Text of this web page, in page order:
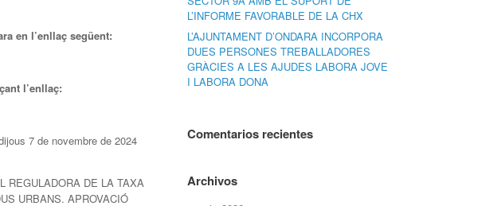
en l’enllaç següent:
l’enllaç:
7 de novembre de 2024
REGULADORA DE LA TAXA
URBANS. APROVACIÓ
L’INFORME FAVORABLE DE LA CHX
L’AJUNTAMENT D’ONDARA INCORPORA
DUES PERSONES TREBALLADORES
GRÀCIES A LES AJUDES LABORA JOVE
I LABORA DONA
Comentarios recientes
Archivos